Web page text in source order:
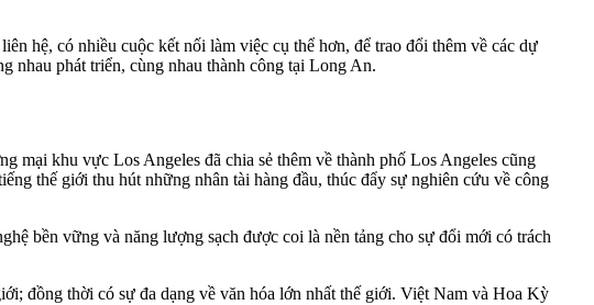
hệ, có nhiều cuộc kết nối làm việc cụ thể hơn, để trao đổi thêm về các dự
nhau phát triển, cùng nhau thành công tại Long An.
mại khu vực Los Angeles đã chia sẻ thêm về thành phố Los Angeles cũng
thế giới thu hút những nhân tài hàng đầu, thúc đẩy sự nghiên cứu về công
bền vững và năng lượng sạch được coi là nền tảng cho sự đổi mới có trách
đồng thời có sự đa dạng về văn hóa lớn nhất thế giới. Việt Nam và Hoa Kỳ